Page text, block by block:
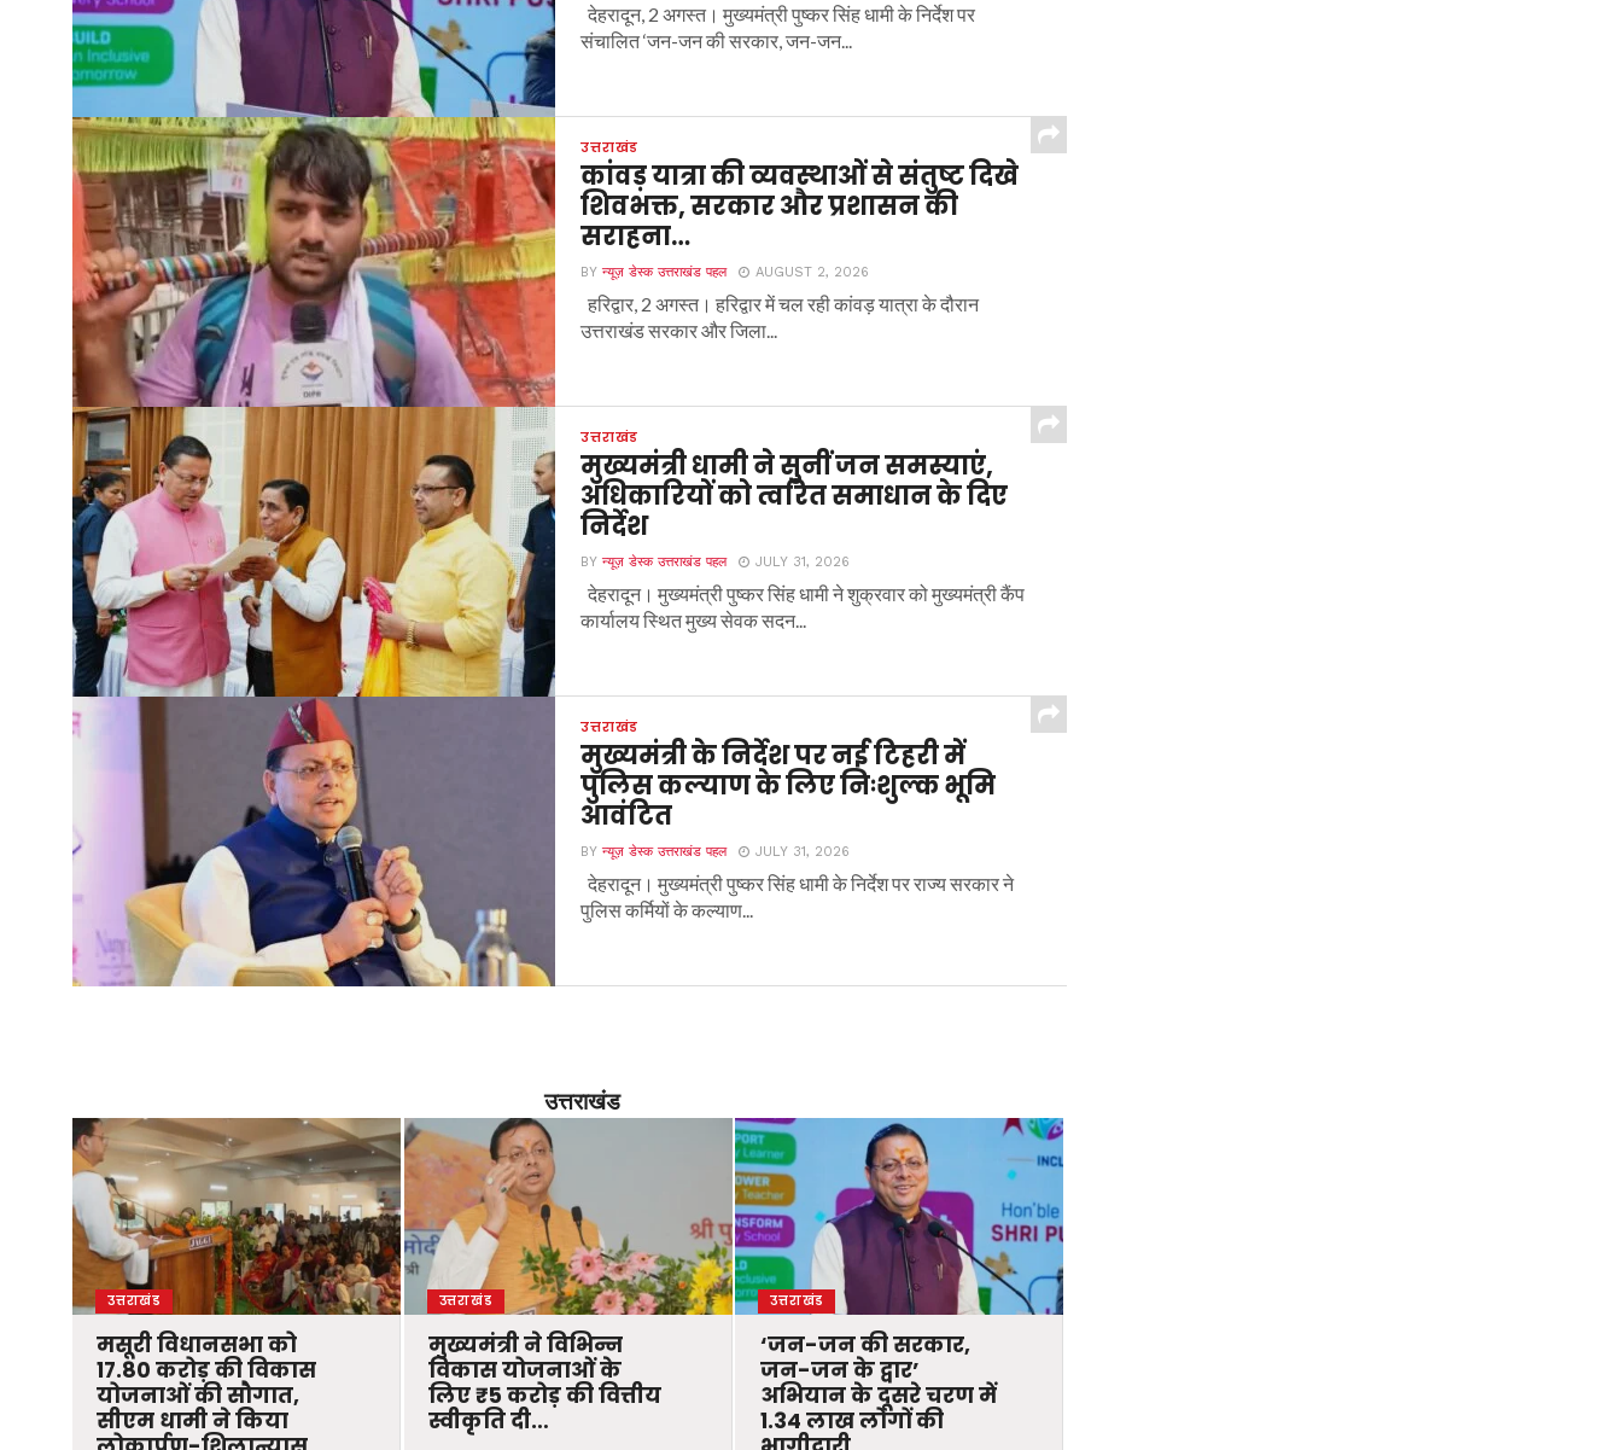
देहरादून, 2 अगस्त। मुख्यमंत्री पुष्कर सिंह धामी के निर्देश पर
संचालित ‘जन-जन की सरकार, जन-जन...
उत्तराखंड
कांवड़ यात्रा की व्यवस्थाओं से संतुष्ट दिखे
शिवभक्त, सरकार और प्रशासन की
सराहना…
BYन्यूज़ डेस्क उत्तराखंड पहल AUGUST 2, 2026
हरिद्वार, 2 अगस्त। हरिद्वार में चल रही कांवड़ यात्रा के दौरान
उत्तराखंड सरकार और जिला...
उत्तराखंड
मुख्यमंत्री धामी ने सुनीं जन समस्याएं,
अधिकारियों को त्वरित समाधान के दिए
निर्देश
BYन्यूज़ डेस्क उत्तराखंड पहल JULY 31, 2026
देहरादून। मुख्यमंत्री पुष्कर सिंह धामी ने शुक्रवार को मुख्यमंत्री कैंप
कार्यालय स्थित मुख्य सेवक सदन...
उत्तराखंड
मुख्यमंत्री के निर्देश पर नई टिहरी में
पुलिस कल्याण के लिए निःशुल्क भूमि
आवंटित
BYन्यूज़ डेस्क उत्तराखंड पहल JULY 31, 2026
देहरादून। मुख्यमंत्री पुष्कर सिंह धामी के निर्देश पर राज्य सरकार ने
पुलिस कर्मियों के कल्याण...
उत्तराखंड
उत्तराखंड
मसूरी विधानसभा को
17.80 करोड़ की विकास
योजनाओं की सौगात,
सीएम धामी ने किया
उत्तराखंड
मुख्यमंत्री ने विभिन्न
विकास योजनाओं के
लिए ₹5 करोड़ की वित्तीय
स्वीकृति दी…
उत्तराखंड
‘जन-जन की सरकार,
जन-जन के द्वार’
अभियान के दूसरे चरण में
1.34 लाख लोगों की